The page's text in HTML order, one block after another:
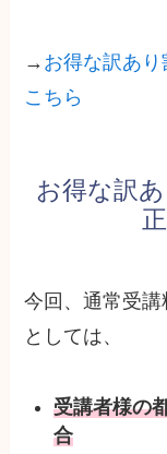
→ お得な訳あ
こちら
お得な訳ありチケットのカラクリを
今回、通常受
としては、
受講者様の
合